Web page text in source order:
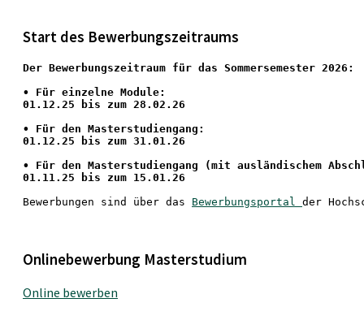
Start des Bewerbungszeitraums
Der Bewerbungszeitraum für das Sommersemester 2026:
• Für einzelne Module:
01.12.25 bis zum 28.02.26
• Für den Masterstudiengang:
01.12.25 bis zum 31.01.26
• Für den Masterstudiengang (mit ausländischem
01.11.25 bis zum 15.01.26
Bewerbungen sind über das Bewerbungsportal der
Onlinebewerbung Masterstudium
Online bewerben